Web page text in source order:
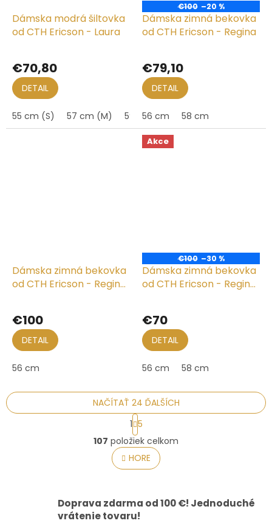
Dámska modrá šiltovka
od CTH Ericson - Laura
€70,80
DETAIL
55 cm (S) 57 cm (M) 59 cm (L)
€100 –20 %
Dámska zimná bekovka
od CTH Ericson - Regina
€79,10
DETAIL
56 cm 58 cm
Dámska zimná bekovka
od CTH Ericson - Regina
€100
DETAIL
56 cm
Akce
€100 –30 %
Dámska zimná bekovka
od CTH Ericson - Regina
€70
DETAIL
56 cm 58 cm
O
v
l
á
c
i
NAČÍTAŤ 24 ĎALŠÍCH
S
t
r
á
n
k
a
n
i
1 5
107 položiek celkom
HORE
Doprava zdarma od 100 €! Jednoduché
vrátenie tovaru!